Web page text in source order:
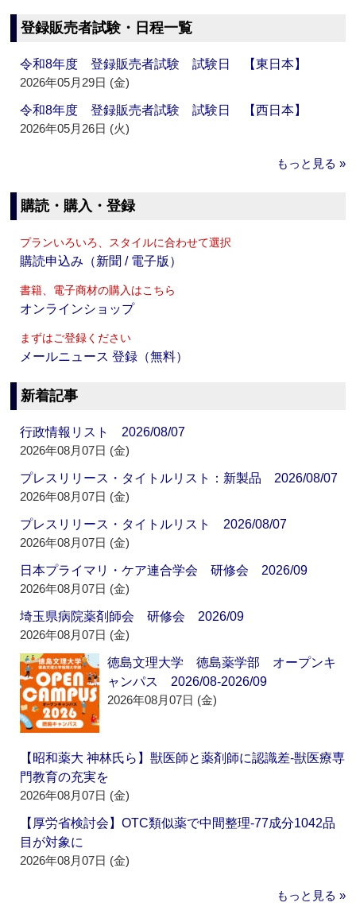
登録販売者試験・日程一覧
令和8年度 登録販売者試験 試験日 【東日本】
2026年05月29日 (金)
令和8年度 登録販売者試験 試験日 【西日本】
2026年05月26日 (火)
もっと見る »
購読・購入・登録
プランいろいろ、スタイルに合わせて選択
購読申込み（新聞 / 電子版）
書籍、電子商材の購入はこちら
オンラインショップ
まずはご登録ください
メールニュース 登録（無料）
新着記事
行政情報リスト 2026/08/07
2026年08月07日 (金)
プレスリリース・タイトルリスト：新製品 2026/08/07
2026年08月07日 (金)
プレスリリース・タイトルリスト 2026/08/07
2026年08月07日 (金)
日本プライマリ・ケア連合学会 研修会 2026/09
2026年08月07日 (金)
埼玉県病院薬剤師会 研修会 2026/09
2026年08月07日 (金)
徳島文理大学 徳島薬学部 オープンキ
ャンパス 2026/08-2026/09
2026年08月07日 (金)
【昭和薬大 神林氏ら】獣医師と薬剤師に認識差‐獣医療専
門教育の充実を
2026年08月07日 (金)
【厚労省検討会】OTC類似薬で中間整理‐77成分1042品
目が対象に
2026年08月07日 (金)
もっと見る »